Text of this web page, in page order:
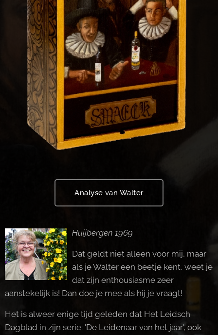
Analyse van Walter
Huijbergen 1969
Dat geldt niet alleen voor mij, maar
als je Walter een beetje kent, weet je
dat zijn enthousiasme zeer
aanstekelijk is! Dan doe je mee als hij je vraagt!
Het is alweer enige tijd geleden dat Het Leidsch
Dagblad in zijn serie: 'De Leidenaar van het jaar', ook